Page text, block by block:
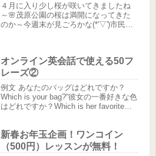
４月に入り少し桜が咲いてきましたね
～🌸茂原公園の桜は満開になってきた
のか～今週末が見ごろかな(*'▽')市民大
少し出来る生徒さんまで...
オンライン英会話で使える50フ
レーズ②
例文 あなたのバッグはどれですか？
Which is your bag?“彼女の一番好きな色
はどれですか？Which is her favorite
新春お年玉企画！ワンコイン
（500円）レッスンが無料！